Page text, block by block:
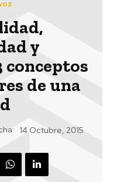
y
de una
14 Octubre, 2015